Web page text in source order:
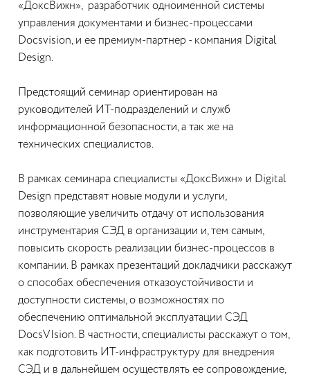
«ДоксВижн», разработчик одноименной системы
управления документами и бизнес-процессами
Docsvision, и ее премиум-партнер - компания Digital
Design.
Предстоящий семинар ориентирован на
руководителей ИТ-подразделений и служб
информационной безопасности, а так же на
технических специалистов.
В рамках семинара специалисты «ДоксВижн» и Digital
Design представят новые модули и услуги,
позволяющие увеличить отдачу от использования
инструментария СЭД в организации и, тем самым,
повысить скорость реализации бизнес-процессов в
компании. В рамках презентаций докладчики расскажут
о способах обеспечения отказоустойчивости и
доступности системы, о возможностях по
обеспечению оптимальной эксплуатации СЭД
DocsVIsion. В частности, специалисты расскажут о том,
как подготовить ИТ-инфраструктуру для внедрения
СЭД и в дальнейшем осуществлять ее сопровождение,